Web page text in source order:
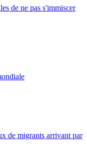
de ne pas s'immiscer
de migrants arrivant par